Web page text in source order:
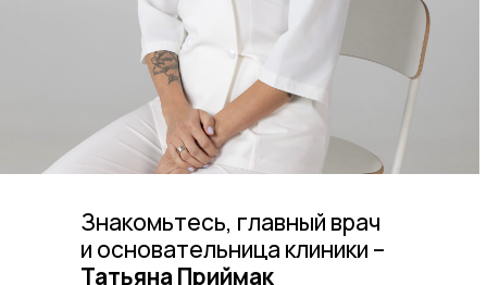
Знакомьтесь, главный врач
и основательница клиники –
Татьяна Приймак